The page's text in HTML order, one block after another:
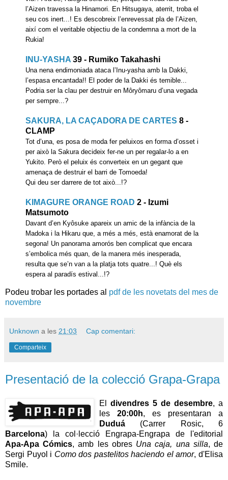
l’Aizen travessa la Hinamori. En Hitsugaya, aterrit, troba el
seu cos inert...! Es descobreix l’enrevessat pla de l’Aizen,
així com el veritable objectiu de la condemna a mort de la
Rukia!
INU-YASHA 39 - Rumiko Takahashi
Una nena endimoniada ataca l’Inu-yasha amb la Dakki,
l’espasa encantada!! El poder de la Dakki és temible...
Podria ser la clau per destruir en Môryômaru d’una vegada
per sempre...?
SAKURA, LA CAÇADORA DE CARTES 8 -
CLAMP
Tot d’una, es posa de moda fer peluixos en forma d’osset i
per això la Sakura decideix fer-ne un per regalar-lo a en
Yukito. Però el peluix és converteix en un gegant que
amenaça de destruir el barri de Tomoeda!
Qui deu ser darrere de tot això...!?
KIMAGURE ORANGE ROAD 2 - Izumi
Matsumoto
Davant d’en Kyôsuke apareix un amic de la infància de la
Madoka i la Hikaru que, a més a més, està enamorat de la
segona! Un panorama amorós ben complicat que encara
s’embolica més quan, de la manera més inesperada,
resulta que se’n van a la platja tots quatre...! Què els
espera al paradís estival...!?
Podeu trobar les portades al pdf de les novetats del mes de
novembre
Unknown a les 21:03 Cap comentari:
Comparteix
Presentació de la colecció Grapa-Grapa
El divendres 5 de desembre, a
les 20:00h, es presentaran a
Duduá (Carrer Rosic, 6
Barcelona) la col·lecció Engrapa-Engrapa de l'editorial
Apa-Apa Cómics, amb les obres Una caja, una silla, de
Sergi Puyol i Como dos pastelitos haciendo el amor, d'Elisa
Smile.